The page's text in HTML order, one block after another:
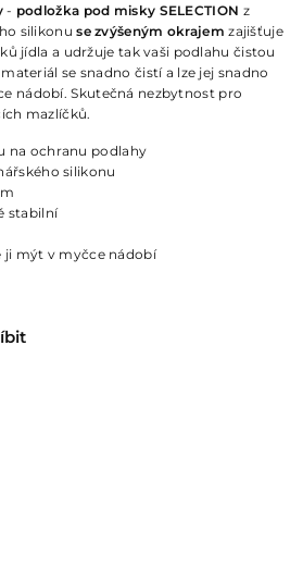
- podložka pod misky SELECTION z
silikonu se zvýšeným okrajem zajišťuje
jídla a udržuje tak vaši podlahu čistou
se snadno čistí a lze jej snadno
nádobí. Skutečná nezbytnost pro
mazlíčků.
na ochranu podlahy
silikonu
stabilní
ji mýt v myčce nádobí